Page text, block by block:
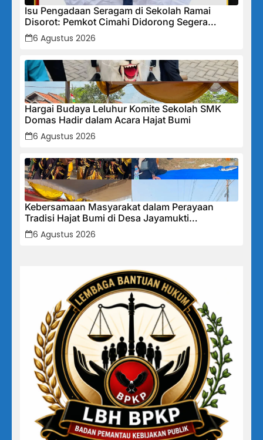
Isu Pengadaan Seragam di Sekolah Ramai
Disorot: Pemkot Cimahi Didorong Segera
Lakukan Pembinaan dan Perbaikan Sistem
Secara Menyeluruh
6 Agustus 2026
Hargai Budaya Leluhur Komite Sekolah SMK
Domas Hadir dalam Acara Hajat Bumi
6 Agustus 2026
Kebersamaan Masyarakat dalam Perayaan
Tradisi Hajat Bumi di Desa Jayamukti
Kecamatan Banyusari
6 Agustus 2026